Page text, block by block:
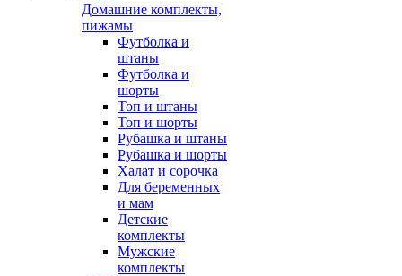
Домашние комплекты,
пижамы
Футболка и
штаны
Футболка и
шорты
Топ и штаны
Топ и шорты
Рубашка и штаны
Рубашка и шорты
Халат и сорочка
Для беременных
и мам
Детские
комплекты
Мужские
комплекты